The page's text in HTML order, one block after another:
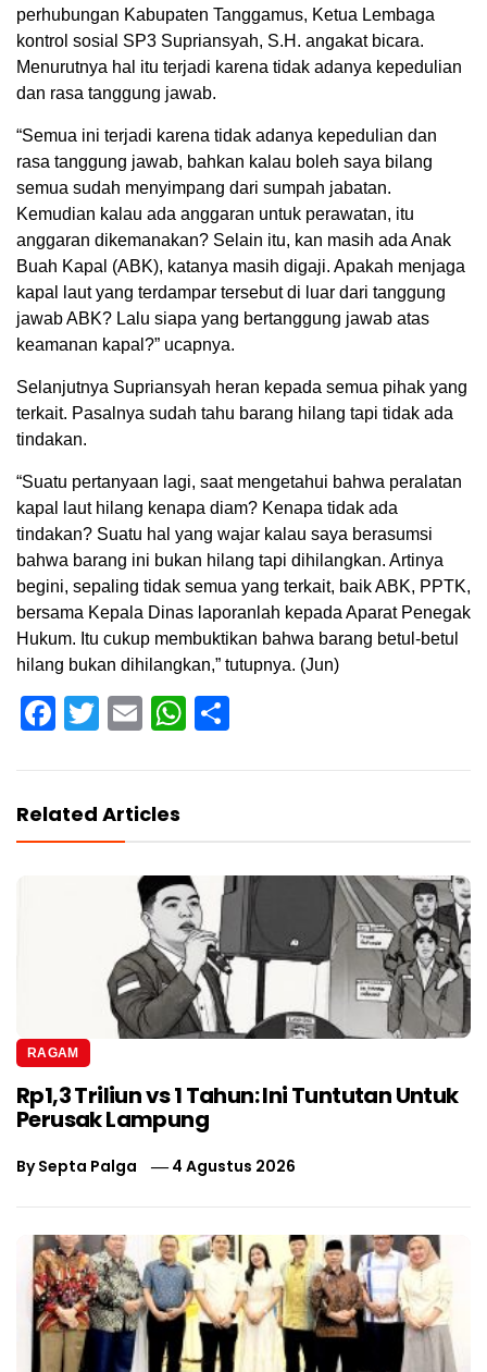
perhubungan Kabupaten Tanggamus, Ketua Lembaga
kontrol sosial SP3 Supriansyah, S.H. angakat bicara.
Menurutnya hal itu terjadi karena tidak adanya kepedulian
dan rasa tanggung jawab.
“Semua ini terjadi karena tidak adanya kepedulian dan
rasa tanggung jawab, bahkan kalau boleh saya bilang
semua sudah menyimpang dari sumpah jabatan.
Kemudian kalau ada anggaran untuk perawatan, itu
anggaran dikemanakan? Selain itu, kan masih ada Anak
Buah Kapal (ABK), katanya masih digaji. Apakah menjaga
kapal laut yang terdampar tersebut di luar dari tanggung
jawab ABK? Lalu siapa yang bertanggung jawab atas
keamanan kapal?” ucapnya.
Selanjutnya Supriansyah heran kepada semua pihak yang
terkait. Pasalnya sudah tahu barang hilang tapi tidak ada
tindakan.
“Suatu pertanyaan lagi, saat mengetahui bahwa peralatan
kapal laut hilang kenapa diam? Kenapa tidak ada
tindakan? Suatu hal yang wajar kalau saya berasumsi
bahwa barang ini bukan hilang tapi dihilangkan. Artinya
begini, sepaling tidak semua yang terkait, baik ABK, PPTK,
bersama Kepala Dinas laporanlah kepada Aparat Penegak
Hukum. Itu cukup membuktikan bahwa barang betul-betul
hilang bukan dihilangkan,” tutupnya. (Jun)
Facebook
Twitter
EmailWhatsApp
Related Articles
RAGAM
Rp1,3 Triliun vs 1 Tahun: Ini Tuntutan Untuk
Perusak Lampung
BySepta Palga 4 Agustus 2026